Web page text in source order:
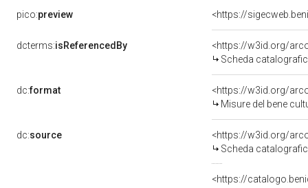
pico:preview <https://
dcterms:isReferencedBy
<https://w3id.org/
Scheda
dc:format
<https://w3id.org/
Misure del bene
dc:source
<https://w3id.org/
Scheda
<https://